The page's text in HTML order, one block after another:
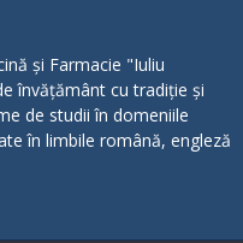
și Farmacie "Iuliu
învățământ cu tradiție și
de studii în domeniile
în limbile română, engleză